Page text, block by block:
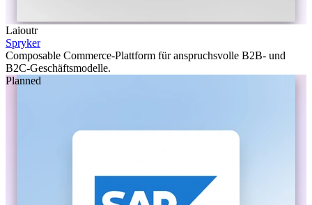
Laioutr
Spryker
Composable Commerce-Plattform für anspruchsvolle B2B- und
B2C-Geschäftsmodelle.
Planned